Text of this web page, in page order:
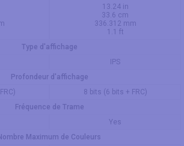
13.24 in
33.6 cm
336.312 mm
1.1 ft
Type d'affichage
IPS
Profondeur d'affichage
8 bits (6 bits + FRC)
Fréquence de Trame
Yes
Maximum de Couleurs